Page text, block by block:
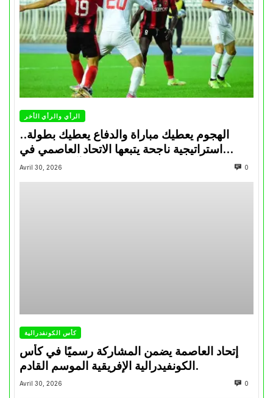
الرأي والرأي الأخر
الهجوم يعطيك مباراة والدفاع يعطيك بطولة..
استراتيجية ناجحة يتبعها الاتحاد العاصمي في
تتويجاته آخر السنوات
Avril 30, 2026 0
كأس الكونفدرالية
إتحاد العاصمة يضمن المشاركة رسميًا في كأس
الكونفيدرالية الإفريقية الموسم القادم.
Avril 30, 2026 0